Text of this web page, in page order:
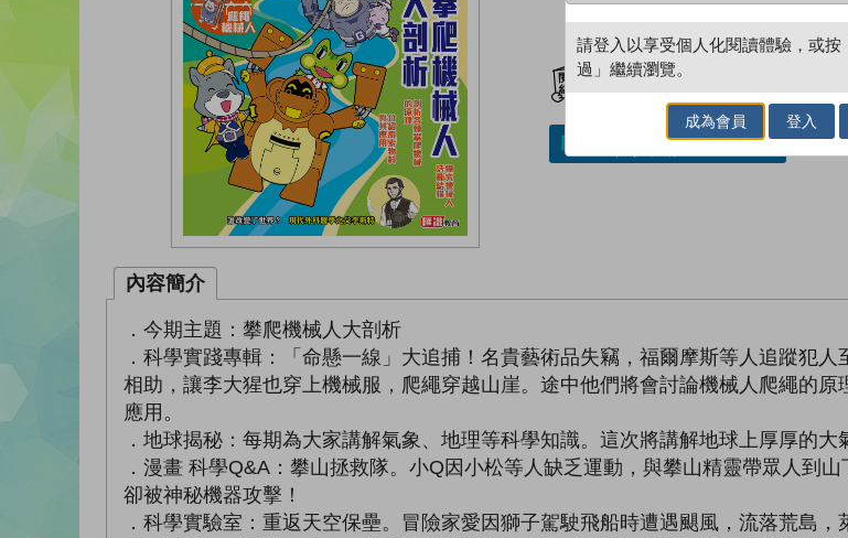
加入閱讀紀錄
內容簡介
．今期主題：攀爬機械人大剖析
．科學實踐專輯：「命懸一線」大追捕！名貴藝術品失竊，福爾摩斯等人追蹤犯
相助，讓李大猩也穿上機械服，爬繩穿越山崖。途中他們將會討論機械人爬繩的
應用。
．地球揭秘：每期為大家講解氣象、地理等科學知識。這次將講解地球上厚厚的大
．漫畫 科學Q&A：攀山拯救隊。小Q因小松等人缺乏運動，與攀山精靈帶眾人到
卻被神秘機器攻擊！
．科學實驗室：重返天空保壘。冒險家愛因獅子駕駛飛船時遭遇颶風，流落荒島
請登入以享受個人化閱讀體驗，或按
過」繼續瀏覽。
成為會員 登入